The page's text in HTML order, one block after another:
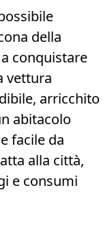
della
conquistare
vettura
arricchito
abitacolo
facile da
alla città,
e consumi